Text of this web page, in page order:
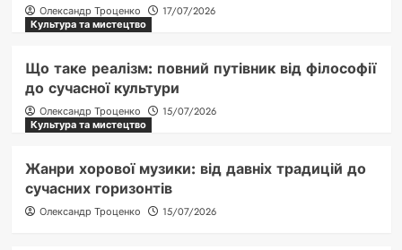
Олександр Троценко
17/07/2026
Культура та мистецтво
Що таке реалізм: повний путівник від філософії
до сучасної культури
Олександр Троценко
15/07/2026
Культура та мистецтво
Жанри хорової музики: від давніх традицій до
сучасних горизонтів
Олександр Троценко 15/07/2026